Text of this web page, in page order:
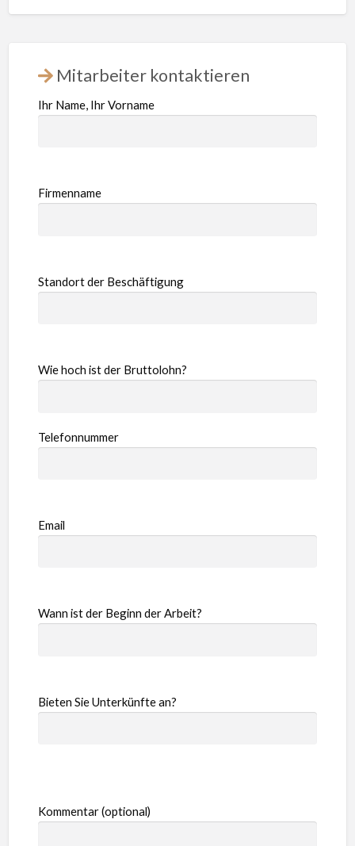
Mitarbeiter kontaktieren
Ihr Name, Ihr Vorname
Firmenname
Standort der Beschäftigung
Wie hoch ist der Bruttolohn?
Telefonnummer
Email
Wann ist der Beginn der Arbeit?
Bieten Sie Unterkünfte an?
Kommentar (optional)